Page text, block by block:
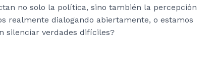
no solo la política, sino también la percepción
realmente dialogando abiertamente, o estamos
silenciar verdades difíciles?